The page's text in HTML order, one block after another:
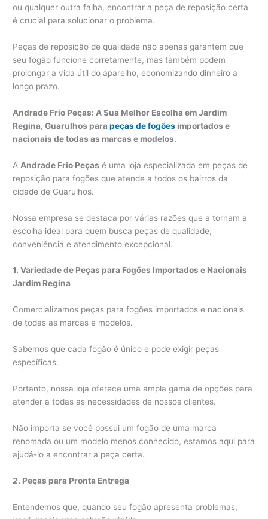
ou qualquer outra falha, encontrar a peça de reposição certa
é crucial para solucionar o problema.
Peças de reposição de qualidade não apenas garantem que
seu fogão funcione corretamente, mas também podem
prolongar a vida útil do aparelho, economizando dinheiro a
longo prazo.
Andrade Frio Peças: A Sua Melhor Escolha em Jardim
Regina, Guarulhos parapeças de fogões importados e
nacionais de todas as marcas e modelos.
A Andrade Frio Peças é uma loja especializada em peças de
reposição para fogões que atende a todos os bairros da
cidade de Guarulhos.
Nossa empresa se destaca por várias razões que a tornam a
escolha ideal para quem busca peças de qualidade,
conveniência e atendimento excepcional.
1. Variedade de Peças para Fogões Importados e Nacionais
Jardim Regina
Comercializamos peças para fogões importados e nacionais
de todas as marcas e modelos.
Sabemos que cada fogão é único e pode exigir peças
específicas.
Portanto, nossa loja oferece uma ampla gama de opções para
atender a todas as necessidades de nossos clientes.
Não importa se você possui um fogão de uma marca
renomada ou um modelo menos conhecido, estamos aqui para
ajudá-lo a encontrar a peça certa.
2. Peças para Pronta Entrega
Entendemos que, quando seu fogão apresenta problemas,